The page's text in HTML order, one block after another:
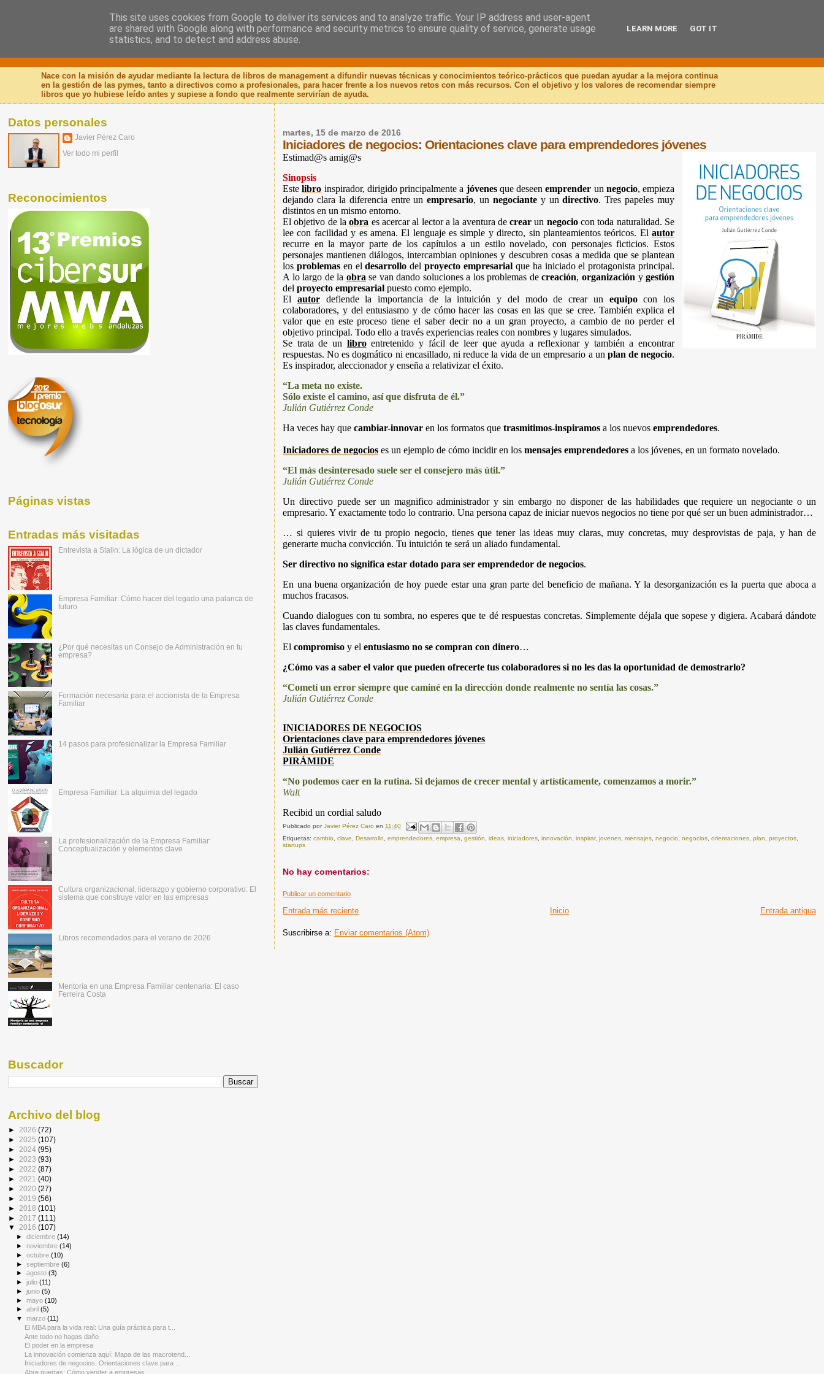
Nuevo Viernes - Nuevo Libro
Nace con la misión de ayudar mediante la lectura de libros de management a difundir nuevas técnicas y conocimientos teórico-prácticos que puedan ayudar a la mejora continua
en la gestión de las pymes, tanto a directivos como a profesionales, para hacer frente a los nuevos retos con más recursos. Con el objetivo y los valores de recomendar siempre
libros que yo hubiese leído antes y supiese a fondo que realmente servirían de ayuda.
martes, 15 de marzo de 2016
Iniciadores de negocios: Orientaciones clave para emprendedores jóvenes
Estimad@s amig@s
Sinopsis
Estelibro inspirador, dirigido principalmente a jóvenesque deseenemprender un negocio, empieza
dejando clara la diferencia entre unempresario, un negociantey undirectivo. Tres papeles muy
distintos en un mismo entorno.
El objetivo de laobra es acercar al lector a la aventura decrear un negociocon toda naturalidad. Se
lee con facilidad y es amena. El lenguaje es simple y directo, sin planteamientos teóricos. El autor
recurre en la mayor parte de los capítulos a un estilo novelado, con personajes ficticios. Estos
personajes mantienen diálogos, intercambian opiniones y descubren cosas a medida que se plantean
los problemasen eldesarrollo delproyecto empresarial que ha iniciado el protagonista principal.
A lo largo de la obra se van dando soluciones a los problemas decreación, organización ygestión
delproyecto empresarial puesto como ejemplo.
El autordefiende la importancia de la intuición y del modo de crear un equipocon los
colaboradores, y del entusiasmo y de cómo hacer las cosas en las que se cree. También explica el
valor que en este proceso tiene el saber decir no a un gran proyecto, a cambio de no perder el
objetivo principal. Todo ello a través experiencias reales con nombres y lugares simulados.
Se trata de un libroentretenido y fácil de leer que ayuda a reflexionar y también a encontrar
respuestas. No es dogmático ni encasillado, ni reduce la vida de un empresario a un plan de negocio.
Es inspirador, aleccionador y enseña a relativizar el éxito.
“La meta no existe.
Sólo existe el camino, así que disfruta de él.”
Julián Gutiérrez Conde
Ha veces hay quecambiar-innovar en los formatos quetrasmitimos-inspiramos a los nuevosemprendedores.
Iniciadores de negocios es un ejemplo de cómo incidir en losmensajes emprendedores a los jóvenes, en un formato novelado.
“El más desinteresado suele ser el consejero más útil.”
Julián Gutiérrez Conde
Un directivo puede ser un magnifico administrador y sin embargo no disponer de las habilidades que requiere un negociante o un
empresario. Y exactamente todo lo contrario. Una persona capaz de iniciar nuevos negocios no tiene por qué ser un buen administrador…
… si quieres vivir de tu propio negocio, tienes que tener las ideas muy claras, muy concretas, muy desprovistas de paja, y han de
generarte mucha convicción. Tu intuición te será un aliado fundamental.
Ser directivo no significa estar dotado para ser emprendedor de negocios.
En una buena organización de hoy puede estar una gran parte del beneficio de mañana. Y la desorganización es la puerta que aboca a
muchos fracasos.
Cuando dialogues con tu sombra, no esperes que te dé respuestas concretas. Simplemente déjala que sopese y digiera. Acabará dándote
las claves fundamentales.
Elcompromiso y elentusiasmo no se compran con dinero…
¿Cómo vas a saber el valor que pueden ofrecerte tus colaboradores si no les das la oportunidad de demostrarlo?
“Cometí un error siempre que caminé en la dirección donde realmente no sentía las cosas.”
Julián Gutiérrez Conde
INICIADORES DE NEGOCIOS
Orientaciones clave para emprendedores jóvenes
Julián Gutiérrez Conde
PIRÁMIDE
“No podemos caer en la rutina. Si dejamos de crecer mental y artísticamente, comenzamos a morir.”
Walt
Recibid un cordial saludo
Publicado porJavier Pérez Caro en11:40
Etiquetas:cambio ,clave ,Desarrollo ,emprendedores ,empresa ,gestión ,ideas ,iniciadores ,innovación ,inspirar,jovenes ,mensajes ,negocio ,negocios ,orientaciones ,plan ,proyectos
startups
No hay comentarios:
Publicar un comentario
Entrada más reciente Entrada antigua
Inicio
Suscribirse a: Enviar comentarios (Atom)
Datos personales
Javier Pérez Caro
Ver todo mi perfil
Reconocimientos
Páginas vistas
Entradas más visitadas
Entrevista a Stalin: La lógica de un dictador
Empresa Familiar: Cómo hacer del legado una palanca de
futuro
¿Por qué necesitas un Consejo de Administración en tu
empresa?
Formación necesaria para el accionista de la Empresa
Familiar
14 pasos para profesionalizar la Empresa Familiar
Empresa Familiar: La alquimia del legado
La profesionalización de la Empresa Familiar:
Conceptualización y elementos clave
Cultura organizacional, liderazgo y gobierno corporativo: El
sistema que construye valor en las empresas
Libros recomendados para el verano de 2026
Mentoría en una Empresa Familiar centenaria: El caso
Ferreira Costa
Buscador
Archivo del blog
► 2026 (72)
► 2025 (107)
► 2024 (95)
► 2023 (93)
► 2022 (87)
► 2021 (40)
► 2020 (27)
► 2019 (56)
► 2018 (101)
► 2017 (111)
▼ 2016 (107)
►diciembre(14)
► noviembre(14)
►octubre(10)
►septiembre(6)
►agosto(3)
►julio(11)
►junio(5)
► mayo(10)
►abril(5)
▼ marzo(11)
El MBA para la vida real: Una guía práctica para t...
Ante todo no hagas daño
El poder en la empresa
La innovación comienza aquí: Mapa de las macrotend...
Iniciadores de negocios: Orientaciones clave para ...
Abre puertas: Cómo vender a empresas
This site uses cookies from Google to deliver its services and to analyze traffic. Your IP address and user-agent
are shared with Google along with performance and security metrics to ensure quality of service, generate usage
statistics, and to detect and address abuse.
LEARN MORE GOT IT